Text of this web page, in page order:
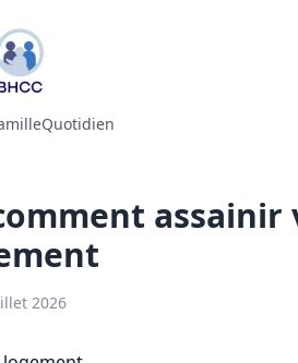
Quotidien
assainir
2026